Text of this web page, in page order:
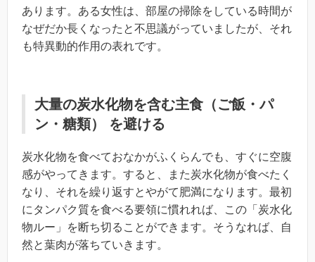
あります。ある女性は、部屋の掃除をしている時間が
なぜだか長くなったと不思議がっていましたが、それ
も特異動的作用の表れです。
大量の炭水化物を含む主食（ご飯・パ
ン・糖類） を避ける
炭水化物を食べておなかがふくらんでも、すぐに空腹
感がやってきます。すると、また炭水化物が食べたく
なり、それを繰り返すとやがて肥満になります。最初
にタンパク質を食べる要領に慣れれば、この「炭水化
物ルー」を断ち切ることができます。そうなれば、自
然と葉肉が落ちていきます。